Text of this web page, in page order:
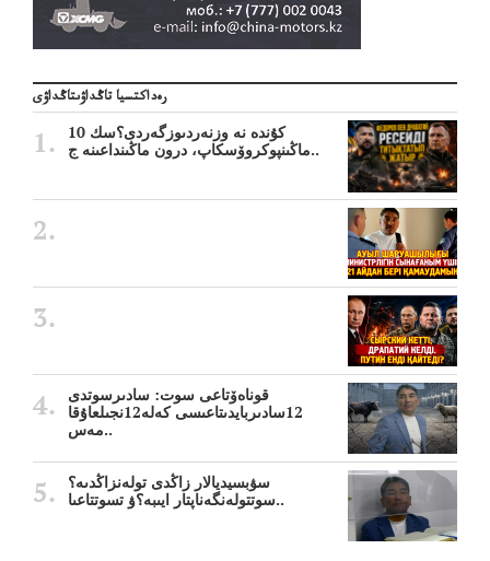
رەداكتسيا تاڭداۋىتاڭداۋى
10 كۇندە نە وزنەردىوزگەردى؟سك
ماڭىنپوكروۆسكاپ، درون ماڭىنداعىنە ج..
قوناەۆتاعى سوت: سادىرسوتدى
12سادىربايدىتاعىسى كەلە12نجىلعاۇقا
مەس..
سۋبسيديالار زاڭدى تولەنزاڭدىە؟
سوتتولەنگەناپتار ايىبە؟ۋ تسوتتاعىا..